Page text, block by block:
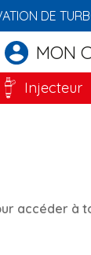
DE
MON
Injecteur
accéder à